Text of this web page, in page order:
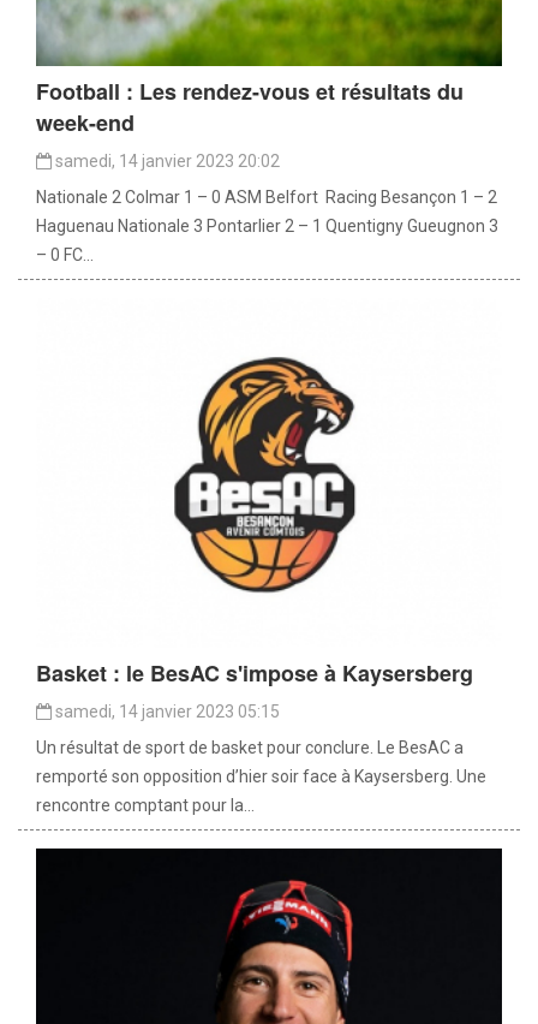
Football : Les rendez-vous et résultats du
week-end
samedi, 14 janvier 2023 20:02
Nationale 2 Colmar 1 – 0 ASM Belfort Racing Besançon 1 – 2
Haguenau Nationale 3 Pontarlier 2 – 1 Quentigny Gueugnon 3
– 0 FC...
Basket : le BesAC s'impose à Kaysersberg
samedi, 14 janvier 2023 05:15
Un résultat de sport de basket pour conclure. Le BesAC a
remporté son opposition d’hier soir face à Kaysersberg. Une
rencontre comptant pour la...